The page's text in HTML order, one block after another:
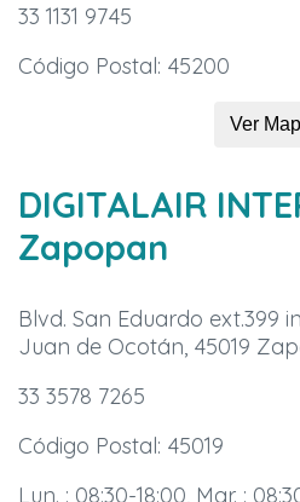
33 1131 9745
Código Postal: 45200
Ver
DIGITALAIR
Zapopan
Blvd. San Eduardo ext.399
Juan de Ocotán, 45019
33 3578 7265
Código Postal: 45019
Lun. : 08:30-18:00, Mar. :